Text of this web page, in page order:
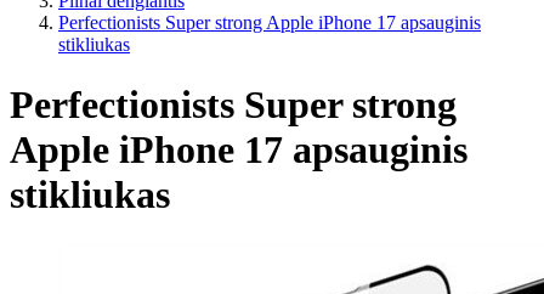
Perfectionists Super strong Apple iPhone 17 apsauginis
stikliukas
Perfectionists Super strong
Apple iPhone 17 apsauginis
stikliukas